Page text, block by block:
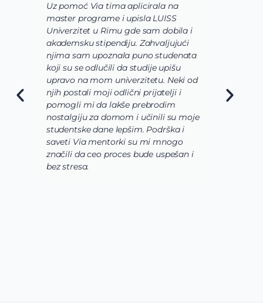
Uz pomoć Via tima aplicirala na
master programe i upisla LUISS
Univerzitet u Rimu gde sam dobila i
akademsku stipendiju. Zahvaljujući
njima sam upoznala puno studenata
koji su se odlučili da studije upišu
upravo na mom univerzitetu. Neki od
njih postali moji odlični prijatelji i
pomogli mi da lakše prebrodim
nostalgiju za domom i učinili su moje
studentske dane lepšim. Podrška i
saveti Via mentorki su mi mnogo
značili da ceo proces bude uspešan i
bez stresa.